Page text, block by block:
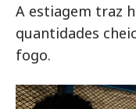
A estiagem traz
quantidades
fogo.